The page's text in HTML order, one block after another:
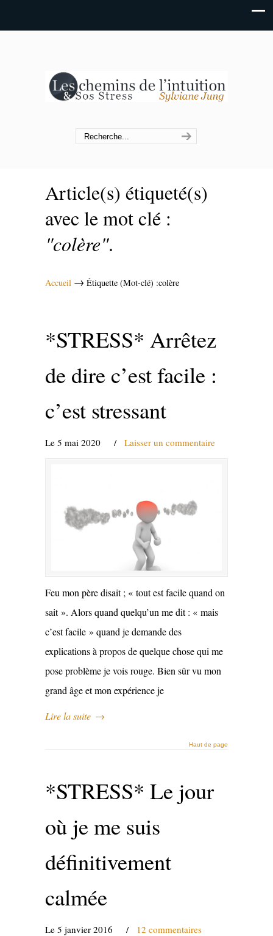
Article(s) étiqueté(s)
avec le mot clé :
"colère".
Accueil → Étiquette (Mot-clé) :colère
*STRESS* Arrêtez
de dire c’est facile :
c’est stressant
Le 5 mai 2020 / Laisser un commentaire
Feu mon père disait ; « tout est facile quand on
sait ». Alors quand quelqu’un me dit : « mais
c’est facile » quand je demande des
explications à propos de quelque chose qui me
pose problème je vois rouge. Bien sûr vu mon
grand âge et mon expérience je
Lire la suite →
Haut de page
*STRESS* Le jour
où je me suis
définitivement
calmée
Le 5 janvier 2016 / 12 commentaires